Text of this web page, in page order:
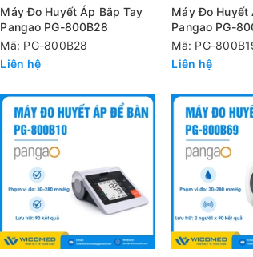
Máy Đo Huyết Áp Bắp Tay
Pangao PG-800B28
Mã: PG-800B28
Liên hệ
Máy Đo Huyết
Pangao PG-
Mã: PG-
Liên hệ